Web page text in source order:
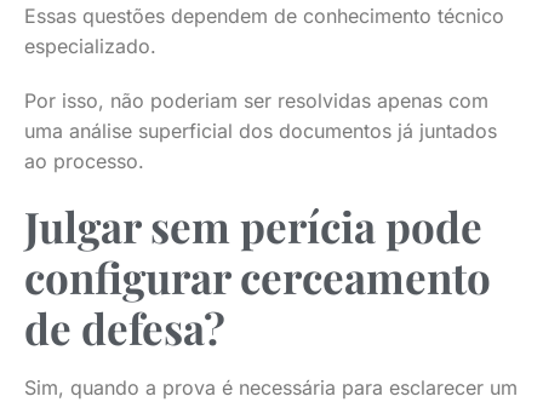
Essas questões dependem de conhecimento técnico
especializado.
Por isso, não poderiam ser resolvidas apenas com
uma análise superficial dos documentos já juntados
ao processo.
Julgar sem perícia pode
configurar cerceamento
de defesa?
Sim, quando a prova é necessária para esclarecer um